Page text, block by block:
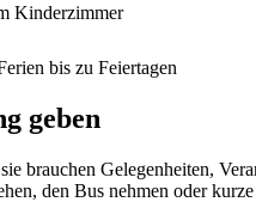
Kinderzimmer
bis zu Feiertagen
geben
brauchen Gelegenheiten,
den Bus nehmen oder